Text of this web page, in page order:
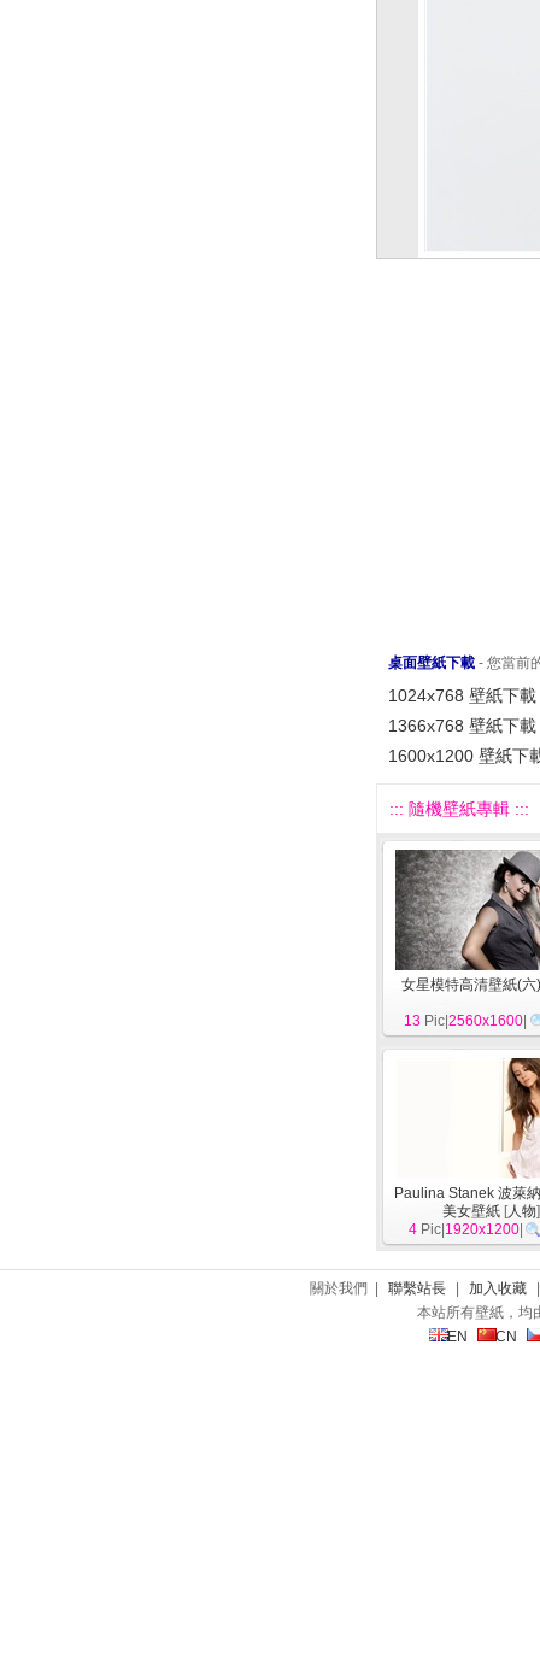
桌面壁紙下載 - 您當前
1024x768 壁紙下載
1366x768 壁紙下載
1600x1200 壁紙下
::: 隨機壁紙專輯 :::
女星模特高清壁紙(六
13 Pic|2560x1600
Paulina Stanek 波萊
美女壁紙 [人物]
4 Pic| 1920x1200
關於我們 | 聯繫站長 加入收藏
本站所有壁紙，均
EN
CN